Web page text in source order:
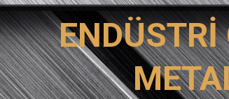
ENDÜSTRI